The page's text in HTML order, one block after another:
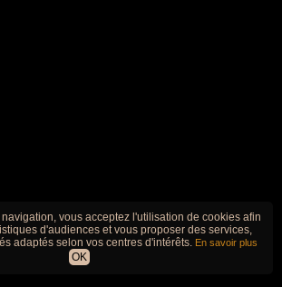
vous acceptez l'utilisation de cookies afin
d'audiences et vous proposer des services,
adaptés selon vos centres d'intérêts. En savoir plus
OK